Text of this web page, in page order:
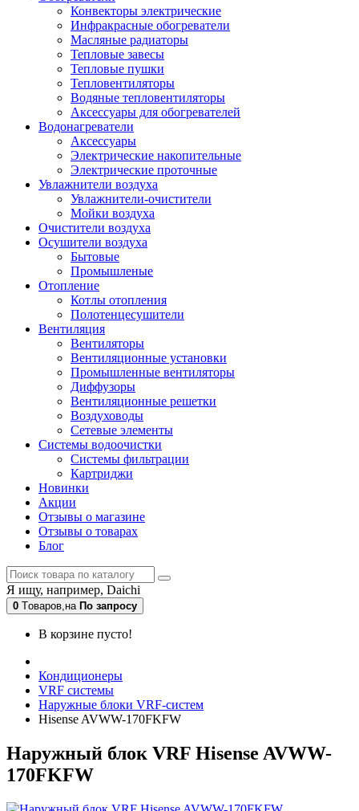
Конвекторы электрические
Инфракрасные обогреватели
Масляные радиаторы
Тепловые завесы
Тепловые пушки
Тепловентиляторы
Водяные тепловентиляторы
Аксессуары для обогревателей
Водонагреватели
Аксессуары
Электрические накопительные
Электрические проточные
Увлажнители воздуха
Увлажнители-очистители
Мойки воздуха
Очистители воздуха
Осушители воздуха
Бытовые
Промышленые
Отопление
Котлы отопления
Полотенцесушители
Вентиляция
Вентиляторы
Вентиляционные установки
Промышленные вентиляторы
Диффузоры
Вентиляционные решетки
Воздуховоды
Сетевые элементы
Системы водоочистки
Системы фильтрации
Картриджи
Новинки
Акции
Отзывы о магазине
Отзывы о товарах
Блог
Я ищу, например, Daichi
0 Tоваров,на По запросу
В корзине пусто!
Кондиционеры
VRF системы
Наружные блоки VRF-систем
Hisense AVWW-170FKFW
Наружный блок VRF Hisense AVWW-
170FKFW